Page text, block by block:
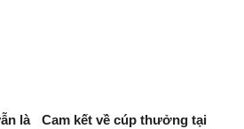
là
Cam kết về cúp thưởng tại